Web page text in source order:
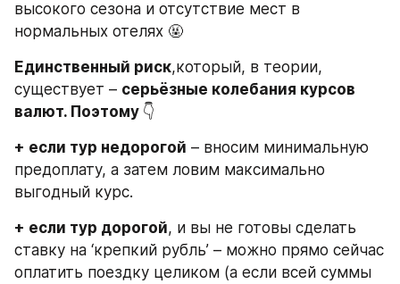
высокого сезона и отсутствие мест в
нормальных отелях 🤬
Единственный риск,который, в теории,
существует – серьёзные колебания курсов
валют. Поэтому 👇
+ если тур недорогой – вносим минимальную
предоплату, а затем ловим максимально
выгодный курс.
+ если тур дорогой, и вы не готовы сделать
ставку на ‘крепкий рубль’ – можно прямо сейчас
оплатить поездку целиком (а если всей суммы